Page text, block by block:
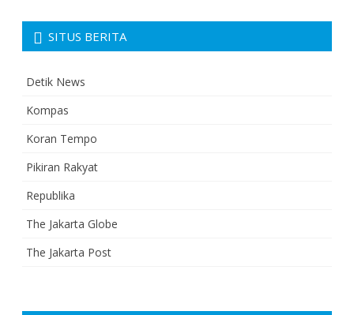
SITUS BERITA
Detik News
Kompas
Koran Tempo
Pikiran Rakyat
Republika
The Jakarta Globe
The Jakarta Post